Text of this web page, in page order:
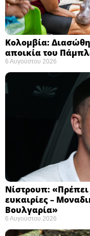
Κολομβία:
αποικία του
6 Αυγούστου 2026
Νίστρουπ:
ευκαιρίες –
Βουλγαρία» ​
6 Αυγούστου 2026